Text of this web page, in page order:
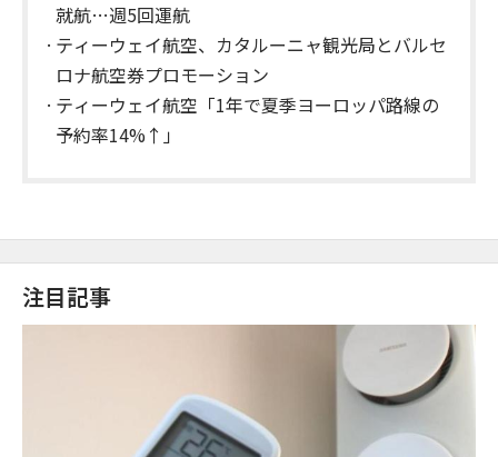
就航…週5回運航
ティーウェイ航空、カタルーニャ観光局とバルセ
ロナ航空券プロモーション
ティーウェイ航空「1年で夏季ヨーロッパ路線の
予約率14%↑」
注目記事